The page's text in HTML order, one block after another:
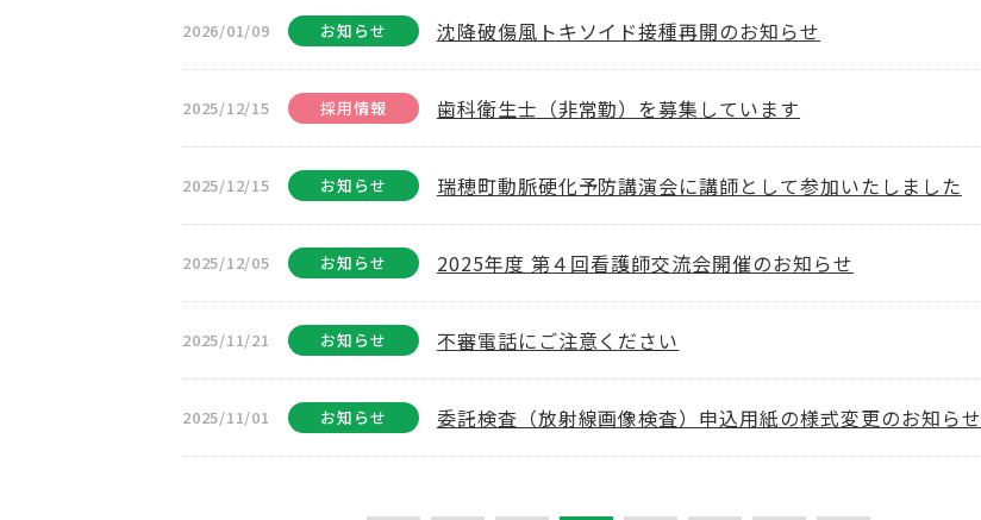
2026/01/09 お知らせ 沈降破傷風トキソイド接種再開のお知らせ
2025/12/15 採用情報 歯科衛生士（非常勤）を募集しています
2025/12/15 お知らせ 瑞穂町動脈硬化予防講演会に講師として参加いたしました
2025/12/05 お知らせ 2025年度 第４回看護師交流会開催のお知らせ
2025/11/21 お知らせ 不審電話にご注意ください
2025/11/01 お知らせ 委託検査（放射線画像検査）申込用紙の様式変更のお知らせ